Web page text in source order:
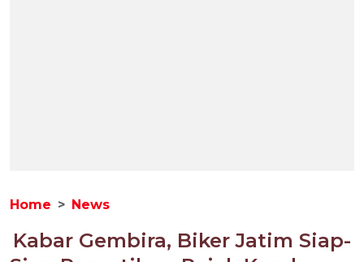
Home News
Kabar Gembira, Biker Jatim Siap-